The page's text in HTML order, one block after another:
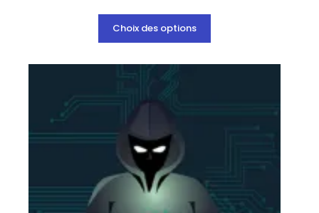
Choix des options
produit
a
choisies
sur
page
du
produit